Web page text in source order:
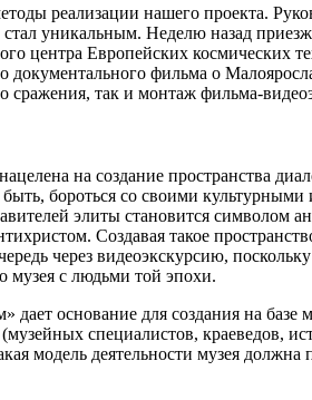
реализации нашего проекта.
уникальным. Неделю назад
центра Европейских космических
документального фильма о
так и монтаж фильма-
на создание пространства
бороться со своими
элиты становится символом
Создавая такое
через видеоэкскурсию,
музея с людьми той эпохи.
основание для создания на базе
специалистов, краеведов,
модель деятельности музея должна